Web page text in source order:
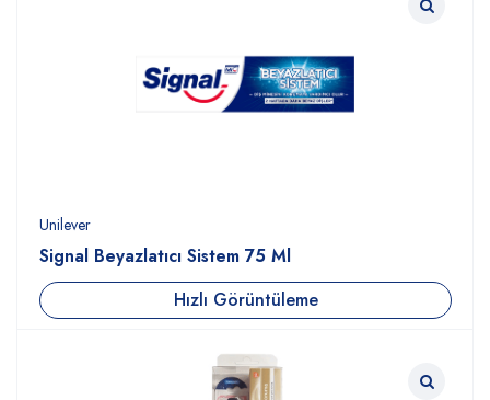
Unilever
Signal Beyazlatıcı Sistem 75 Ml
Hızlı Görüntüleme